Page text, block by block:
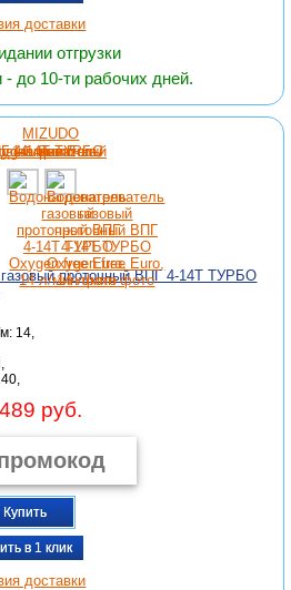
доставки
отгрузки
- до 10-ти рабочих дней.
газовый проточный ВПГ 4-14Т ТУРБО
14,
руб.
Купить
в 1 клик
доставки